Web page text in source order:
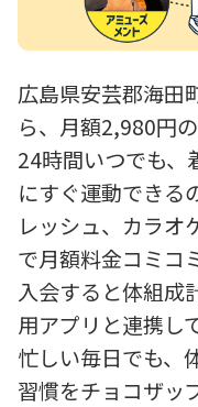
広島県安芸郡海田
ら、月額2,980円
24時間いつでも、
にすぐ運動できる
レッシュ、カラオ
で月額料金コミコ
入会すると体組成
用アプリと連携し
忙しい毎日でも、
習慣をチョコザッ